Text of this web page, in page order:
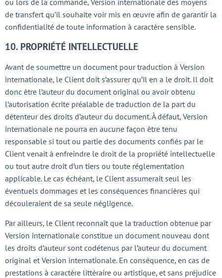
de transfert qu’il souhaite voir mis en œuvre afin de garantir la
confidentialité de toute information à caractère sensible.
10. PROPRIÉTÉ INTELLECTUELLE
Avant de soumettre un document pour traduction à Version
internationale, le Client doit s’assurer qu’il en a le droit. Il doit
donc être l’auteur du document original ou avoir obtenu
l’autorisation écrite préalable de traduction de la part du
détenteur des droits d’auteur du document. À défaut, Version
internationale ne pourra en aucune façon être tenu
responsable si tout ou partie des documents confiés par le
Client venait à enfreindre le droit de la propriété intellectuelle
ou tout autre droit d’un tiers ou toute réglementation
applicable. Le cas échéant, le Client assumerait seul les
éventuels dommages et les conséquences financières qui
découleraient de sa seule négligence.
Par ailleurs, le Client reconnaît que la traduction obtenue par
Version internationale constitue un document nouveau dont
les droits d’auteur sont codétenus par l’auteur du document
original et Version internationale. En conséquence, en cas de
prestations à caractère littéraire ou artistique, et sans préjudice